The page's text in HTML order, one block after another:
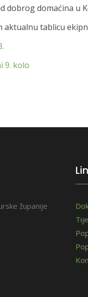
dobrog domaćina u
aktualnu tablicu
9. kolo
županije